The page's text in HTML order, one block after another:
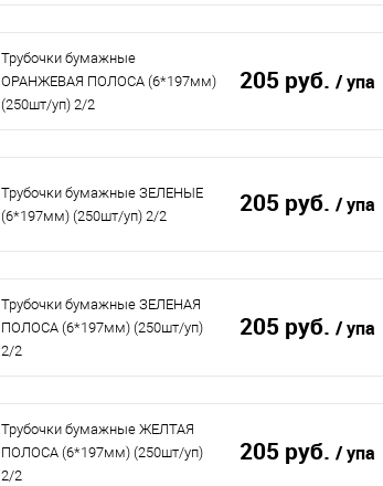
Трубочки бумажные
ОРАНЖЕВАЯ ПОЛОСА (6*197мм)
(250шт/уп) 2/2
205 руб. / упа
Трубочки бумажные ЗЕЛЕНЫЕ
(6*197мм) (250шт/уп) 2/2
205 руб. / упа
Трубочки бумажные ЗЕЛЕНАЯ
ПОЛОСА (6*197мм) (250шт/уп)
2/2
205 руб. / упа
Трубочки бумажные ЖЕЛТАЯ
ПОЛОСА (6*197мм) (250шт/уп)
2/2
205 руб. / упа